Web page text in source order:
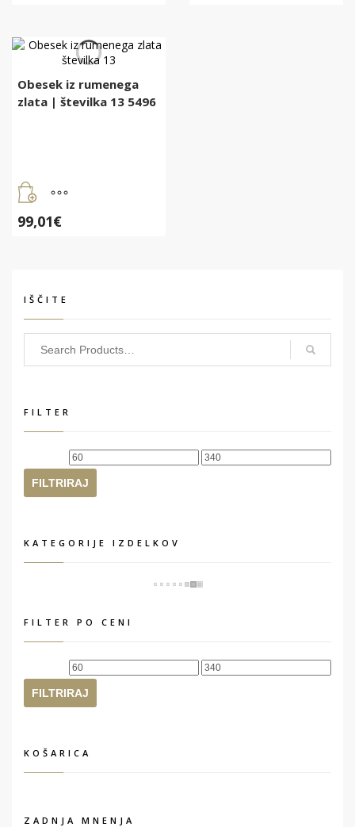
Obesek iz rumenega
zlata | številka 13 5496
99,01€
IŠČITE
FILTER
Min
cena
Max
FILTRIRAJ
KATEGORIJE IZDELKOV
FILTER PO CENI
Min
cena
Max
FILTRIRAJ
KOŠARICA
ZADNJA MNENJA